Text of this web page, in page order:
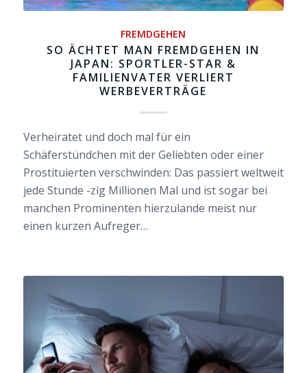
FREMDGEHEN
SO ÄCHTET MAN FREMDGEHEN IN
JAPAN: SPORTLER-STAR &
FAMILIENVATER VERLIERT
WERBEVERTRÄGE
Verheiratet und doch mal für ein
Schäferstündchen mit der Geliebten oder einer
Prostituierten verschwinden: Das passiert weltweit
jede Stunde -zig Millionen Mal und ist sogar bei
manchen Prominenten hierzulande meist nur
einen kurzen Aufreger…